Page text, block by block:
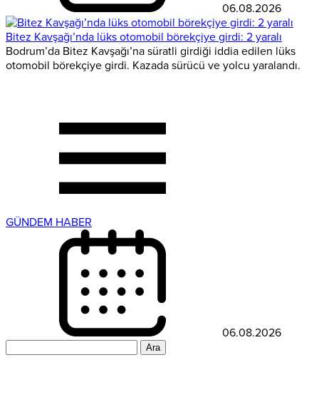
06.08.2026
Bitez Kavşağı’nda lüks otomobil börekçiye girdi: 2 yaralı
Bodrum’da Bitez Kavşağı’na süratli girdiği iddia edilen lüks
otomobil börekçiye girdi. Kazada sürücü ve yolcu yaralandı.
GÜNDEM HABER
06.08.2026